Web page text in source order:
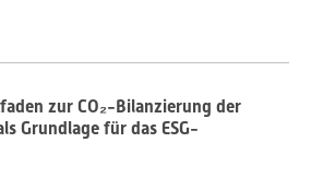
zur CO₂-Bilanzierung der
Grundlage für das ESG-